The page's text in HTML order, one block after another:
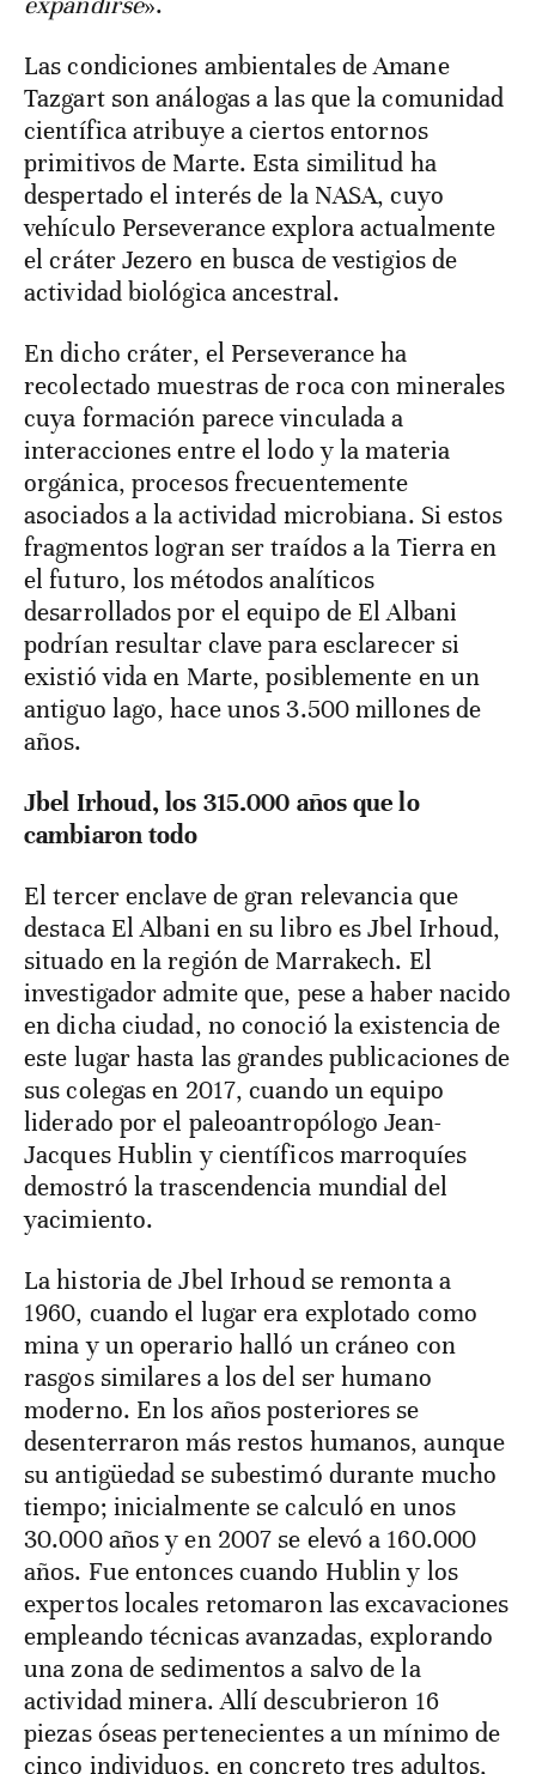
Las condiciones ambientales de Amane
Tazgart son análogas a las que la comunidad
científica atribuye a ciertos entornos
primitivos de Marte. Esta similitud ha
despertado el interés de la NASA, cuyo
vehículo Perseverance explora actualmente
el cráter Jezero en busca de vestigios de
actividad biológica ancestral.
En dicho cráter, el Perseverance ha
recolectado muestras de roca con minerales
cuya formación parece vinculada a
interacciones entre el lodo y la materia
orgánica, procesos frecuentemente
asociados a la actividad microbiana. Si estos
fragmentos logran ser traídos a la Tierra en
el futuro, los métodos analíticos
desarrollados por el equipo de El Albani
podrían resultar clave para esclarecer si
existió vida en Marte, posiblemente en un
antiguo lago, hace unos 3.500 millones de
años.
Jbel Irhoud, los 315.000 años que lo
cambiaron todo
El tercer enclave de gran relevancia que
destaca El Albani en su libro es Jbel Irhoud,
situado en la región de Marrakech. El
investigador admite que, pese a haber nacido
en dicha ciudad, no conoció la existencia de
este lugar hasta las grandes publicaciones de
sus colegas en 2017, cuando un equipo
liderado por el paleoantropólogo Jean-
Jacques Hublin y científicos marroquíes
demostró la trascendencia mundial del
yacimiento.
La historia de Jbel Irhoud se remonta a
1960, cuando el lugar era explotado como
mina y un operario halló un cráneo con
rasgos similares a los del ser humano
moderno. En los años posteriores se
desenterraron más restos humanos, aunque
su antigüedad se subestimó durante mucho
tiempo; inicialmente se calculó en unos
30.000 años y en 2007 se elevó a 160.000
años. Fue entonces cuando Hublin y los
expertos locales retomaron las excavaciones
empleando técnicas avanzadas, explorando
una zona de sedimentos a salvo de la
actividad minera. Allí descubrieron 16
piezas óseas pertenecientes a un mínimo de
cinco individuos, en concreto tres adultos,